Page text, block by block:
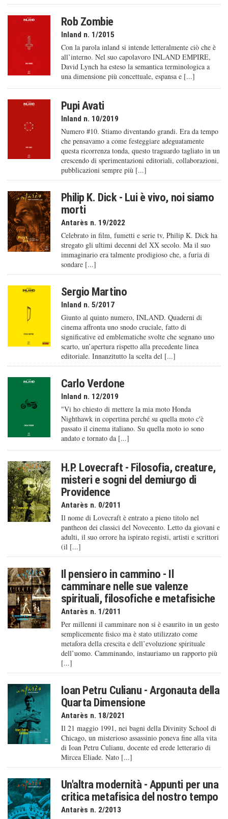
Rob Zombie
Inland n. 1/2015
Con la parola inland si intende letteralmente ciò che è
all’interno. Nel suo capolavoro INLAND EMPIRE,
David Lynch ha esteso la semantica terminologica a
una dimensione più concettuale, espansa e [...]
Pupi Avati
Inland n. 10/2019
Numero #10. Stiamo diventando grandi. Era da tempo
che pensavamo a come festeggiare adeguatamente
questa ricorrenza tonda, questo traguardo tagliato in un
crescendo di sperimentazioni editoriali, collaborazioni,
pubblicazioni sempre più [...]
Philip K. Dick - Lui è vivo, noi siamo
morti
Antarès n. 19/2022
Celebrato in film, fumetti e serie tv, Philip K. Dick ha
stregato gli ultimi decenni del XX secolo. Ma il suo
immaginario era talmente prodigioso che, a furia di
sondare [...]
Sergio Martino
Inland n. 5/2017
Giunto al quinto numero, INLAND. Quaderni di
cinema affronta uno snodo cruciale, fatto di
significative ed emblematiche svolte che segnano uno
scarto, un’apertura rispetto alla precedente linea
editoriale. Innanzitutto la scelta del [...]
Carlo Verdone
Inland n. 12/2019
"Vi ho chiesto di mettere la mia moto Honda
Nighthawk in copertina perché su quella moto c'è
passato il cinema italiano. Su quella moto io sono
andato e tornato da [...]
H.P. Lovecraft - Filosofia, creature,
misteri e sogni del demiurgo di
Providence
Antarès n. 0/2011
Il nome di Lovecraft è entrato a pieno titolo nel
pantheon dei classici del Novecento. Letto da giovani e
adulti, il suo orrore ha ispirato registi, artisti e scrittori
(il [...]
Il pensiero in cammino - Il
camminare nelle sue valenze
spirituali, filosofiche e metafisiche
Antarès n. 1/2011
Per millenni il camminare non si è esaurito in un gesto
semplicemente fisico ma è stato utilizzato come
metafora della crescita e dell’evoluzione spirituale
dell’uomo. Camminando, instauriamo un rapporto più
[...]
Ioan Petru Culianu - Argonauta della
Quarta Dimensione
Antarès n. 18/2021
Il 21 maggio 1991, nei bagni della Divinity School di
Chicago, un misterioso assassinio poneva fine alla vita
di Ioan Petru Culianu, docente ed erede letterario di
Mircea Eliade. Nato [...]
Un'altra modernità - Appunti per una
critica metafisica del nostro tempo
Antarès n. 2/2013